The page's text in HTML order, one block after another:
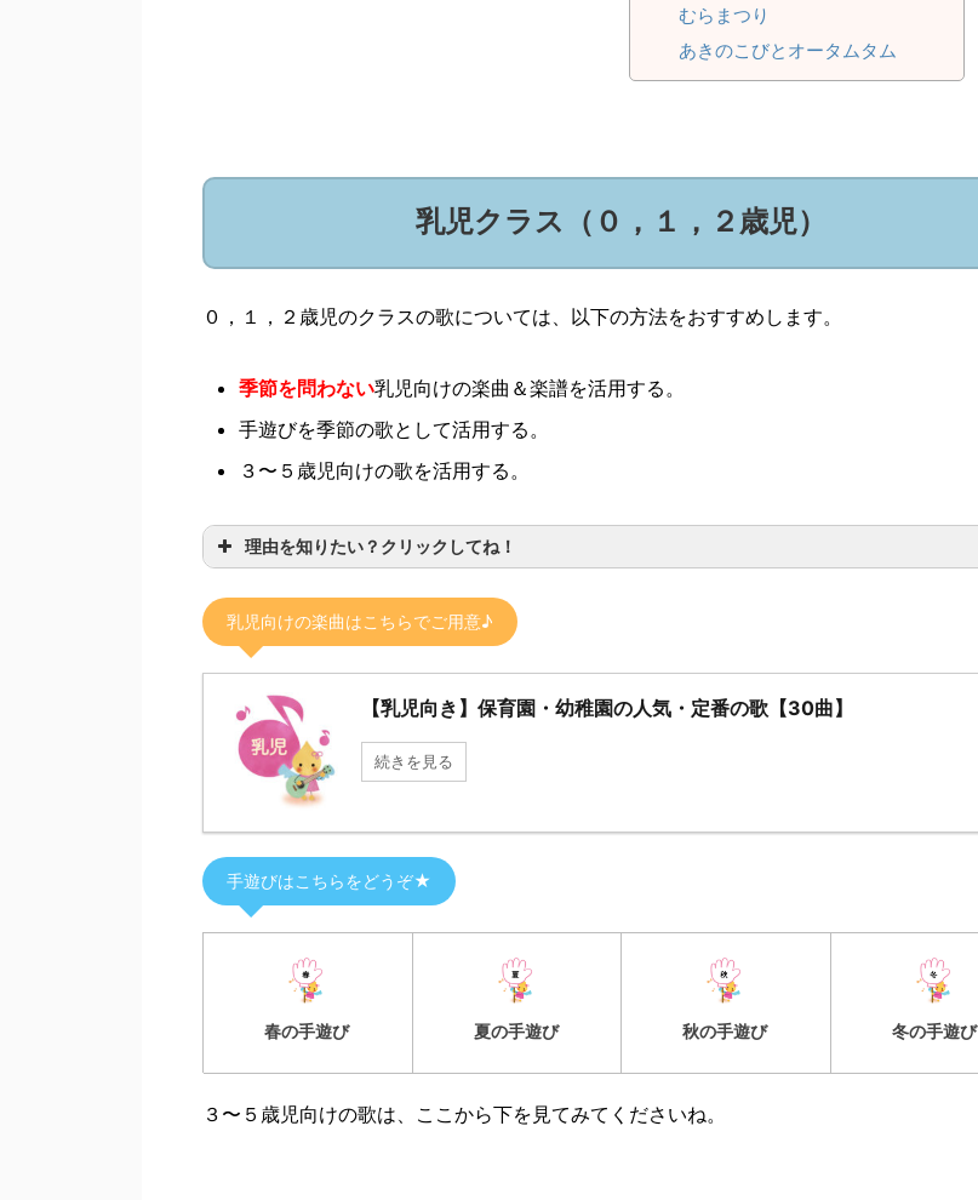
むらまつり
あきのこびとオータムタム
乳児クラス（０，１，２歳児）
０，１，２歳児のクラスの歌については、以下の方法をおすすめします。
季節を問わない乳児向けの楽曲＆楽譜を活用する。
手遊びを季節の歌として活用する。
３〜５歳児向けの歌を活用する。
理由を知りたい？クリックしてね！
乳児向けの楽曲はこちらでご用意♪
【乳児向き】保育園・幼稚園の人気・定番の歌【30曲】
続きを見る
手遊びはこちらをどうぞ★
春の手遊び 夏の手遊び 秋の手遊び 冬の手遊び
３〜５歳児向けの歌は、ここから下を見てみてくださいね。